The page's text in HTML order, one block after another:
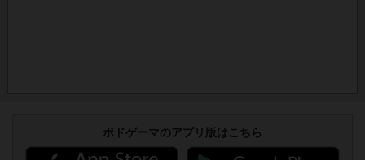
ボドゲーマのアプリ版はこちら